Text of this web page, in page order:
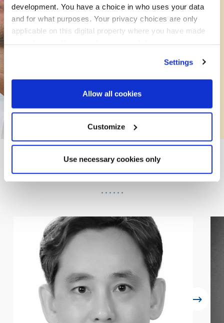
development. You have a choice in who uses your data
and for what purposes. Your privacy choices are only
applicable on this digital property where you have made
Find out more about how your personal data is processed
We use cookies across this website for a number of
reasons, such as keeping the site reliable and secure;
correctly. We also use cookies for cross-site statistics,
marketing and analysis. You can change these at any
Settings
Allow all cookies
Customize
Use necessary cookies only
임투자팀장 최진석께서 알려진 KIC의 포트포리오에서
ESG요소를 고려하는 점을 분석합니다.
2022년 연사명단